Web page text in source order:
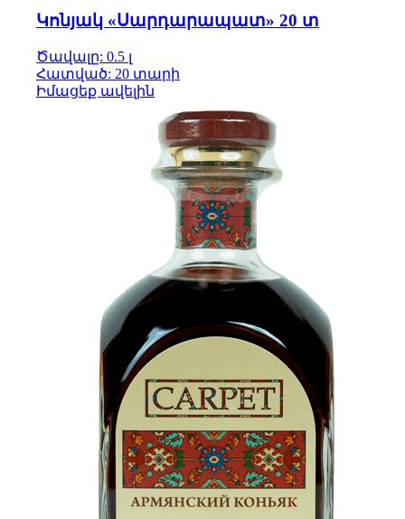
Կոնյակ «Սարդարապատ» 20 տ
Ծավալը: 0.5 լ
Հատված: 20 տարի
Իմացեք ավելին